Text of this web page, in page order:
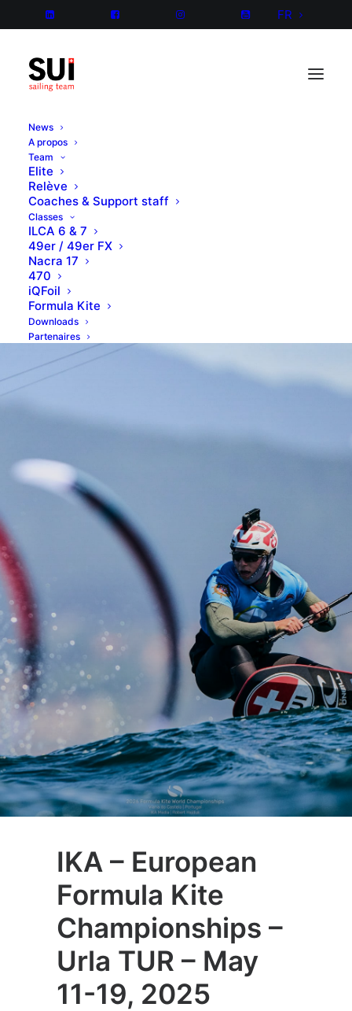
FR
News
A propos
Team
Elite
Relève
Coaches & Support staff
Classes
ILCA 6 & 7
49er / 49er FX
Nacra 17
470
iQFoil
Formula Kite
Downloads
Partenaires
IKA – European
Formula Kite
Championships –
Urla TUR – May
11-19, 2025